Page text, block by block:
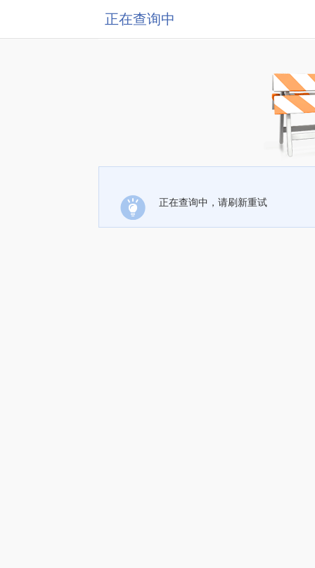
正在查询中
正在查询中，请刷新重试